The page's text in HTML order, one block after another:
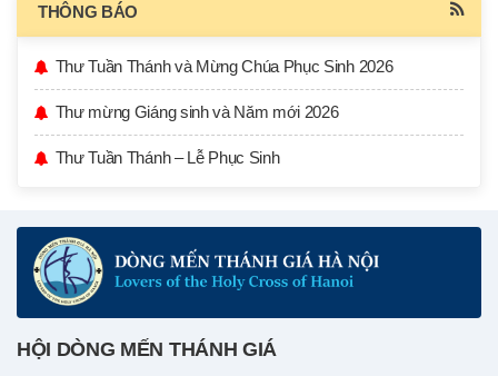
THÔNG BÁO
Thư Tuần Thánh và Mừng Chúa Phục Sinh 2026
Thư mừng Giáng sinh và Năm mới 2026
Thư Tuần Thánh – Lễ Phục Sinh
HỘI DÒNG MẾN THÁNH GIÁ